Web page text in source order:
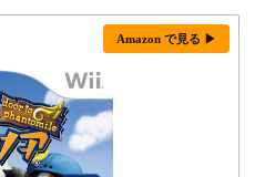
Amazon で見る ▶